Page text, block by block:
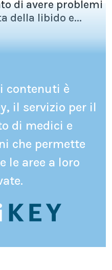
di avere problemi
della libido e...
contenuti è
il servizio per il
di medici e
che permette
le aree a loro